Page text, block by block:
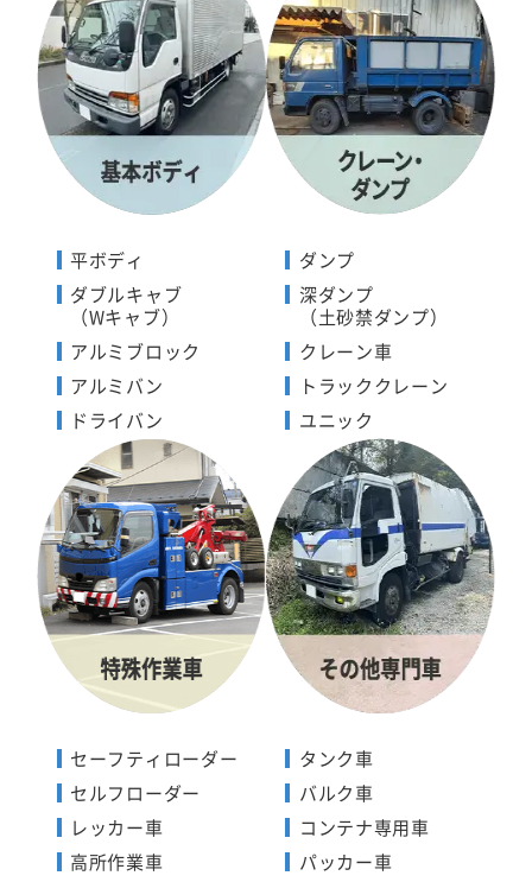
平ボディ
ダブルキャブ
（Wキャブ）
アルミブロック
アルミバン
ドライバン
ダンプ
深ダンプ
（土砂禁ダンプ）
クレーン車
トラッククレーン
ユニック
セーフティローダー
セルフローダー
レッカー車
高所作業車
タンク車
バルク車
コンテナ専用車
パッカー車